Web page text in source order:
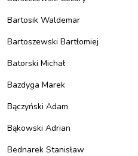
Bartosik Waldemar
Bartoszewski Bartłomiej
Batorski Michał
Bazdyga Marek
Bączyński Adam
Bąkowski Adrian
Bednarek Stanisław